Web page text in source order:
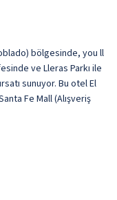
bölgesinde, you ll
ve Lleras Parkı ile
sunuyor. Bu otel El
Fe Mall (Alışveriş